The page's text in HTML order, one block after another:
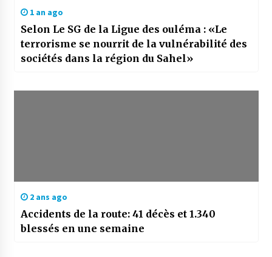
1 an ago
Selon Le SG de la Ligue des ouléma : «Le
terrorisme se nourrit de la vulnérabilité des
sociétés dans la région du Sahel»
2 ans ago
Accidents de la route: 41 décès et 1.340
blessés en une semaine